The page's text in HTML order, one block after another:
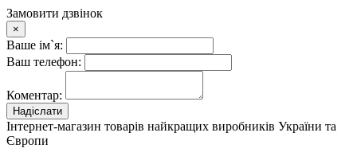
Замовити дзвінок
×
Ваше ім`я:
Ваш телефон:
Коментар:
Надіслати
Інтернет-магазин товарів найкращих виробників України та
Європи